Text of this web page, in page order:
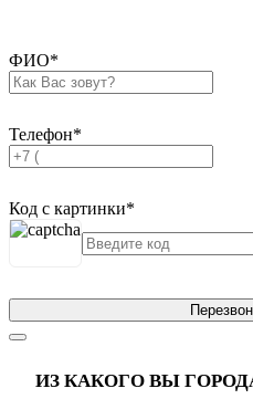
ФИО*
Телефон*
Код с картинки*
ИЗ КАКОГО ВЫ